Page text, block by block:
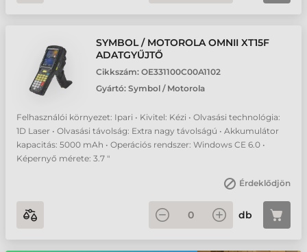
SYMBOL / MOTOROLA OMNII XT15F
ADATGYŰJTŐ
Cikkszám: OE331100C00A1102
Gyártó: Symbol / Motorola
Felhasználói környezet: Ipari • Kivitel: Kézi • Olvasási technológia:
1D Laser • Olvasási távolság: Extra nagy távolságú • Akkumulátor
kapacitás: 5000 mAh • Operációs rendszer: Windows CE 6.0 •
Képernyő mérete: 3.7 "
Érdeklődjön
db